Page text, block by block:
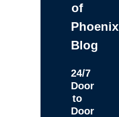
of
Phoenix
Blog
24/7
Door
to
Door